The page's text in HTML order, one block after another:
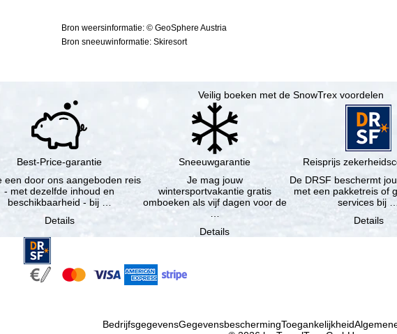
Bron weersinformatie: © GeoSphere Austria
Bron sneeuwinformatie: Skiresort
Veilig boeken met de SnowTrex voordelen
Best-Price-garantie
een door ons aangeboden reis
- met dezelfde inhoud en
beschikbaarheid - bij …
Details
Sneeuwgarantie
Je mag jouw
wintersportvakantie gratis
omboeken als vijf dagen voor de
…
Details
Reisprijs
De DRSF beschermt
met een pakketreis of gekoppelde
services bij
Details
BedrijfsgegevensGegevensbeschermingToegankelijkheid